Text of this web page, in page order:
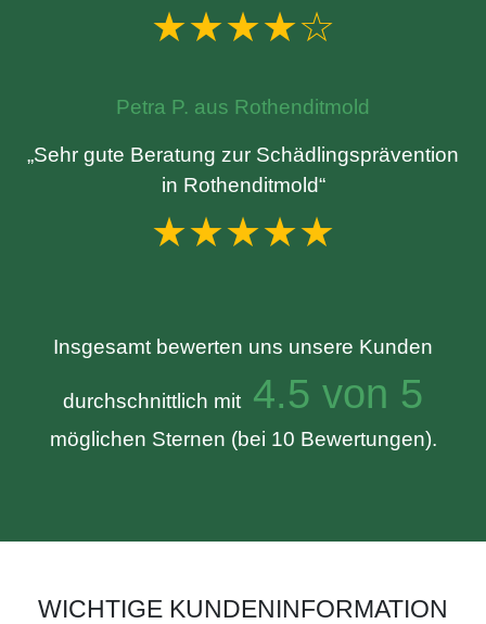
★★★★☆
Petra P. aus Rothenditmold
„Sehr gute Beratung zur Schädlingsprävention
in Rothenditmold“
★★★★★
Insgesamt bewerten uns unsere Kunden
durchschnittlich mit 4.5 von 5
möglichen Sternen (bei 10 Bewertungen).
WICHTIGE KUNDENINFORMATION